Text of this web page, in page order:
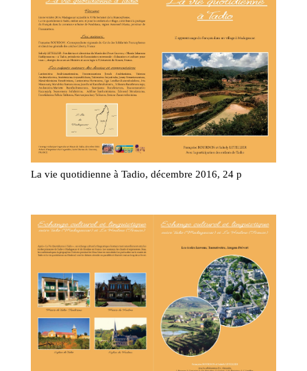
La vie quotidienne à Tadio, décembre 2016, 24 p